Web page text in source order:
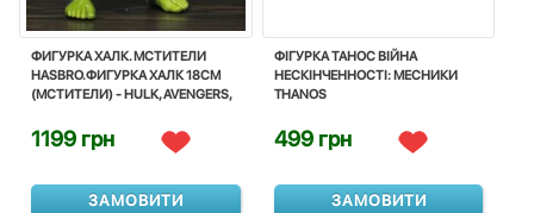
ФИГУРКА ХАЛК. МСТИТЕЛИ
HASBRO.ФИГУРКА ХАЛК 18СМ
(МСТИТЕЛИ) - HULK, AVENGERS,
1199 грн
ЗАМОВИТИ
ФІГУРКА ТАНОС ВІЙНА
НЕСКІНЧЕННОСТІ: МЕСНИКИ
THANOS
499 грн
ЗАМОВИТИ